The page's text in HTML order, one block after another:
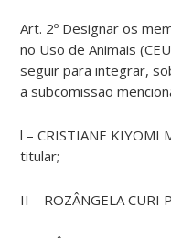
Art. 2º Designar os
no Uso de Animais
seguir para integrar,
a subcomissão
l – CRISTIANE KIYOMI
titular;
II – ROZÂNGELA CURI